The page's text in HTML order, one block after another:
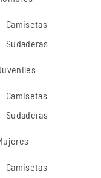
Camisetas
Sudaderas
Camisetas
Sudaderas
Camisetas